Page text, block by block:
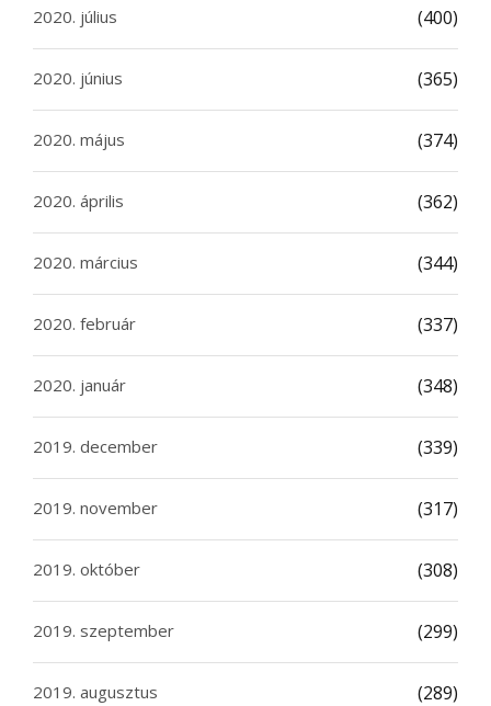
2020. július (400)
2020. június (365)
2020. május (374)
2020. április (362)
2020. március (344)
2020. február (337)
2020. január (348)
2019. december (339)
2019. november (317)
2019. október (308)
2019. szeptember (299)
2019. augusztus (289)